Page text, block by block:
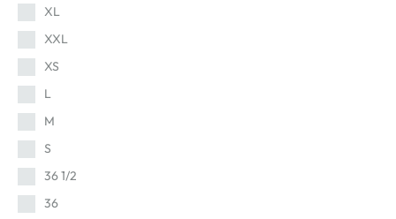
XL
XXL
XS
L
M
S
36 1/2
36